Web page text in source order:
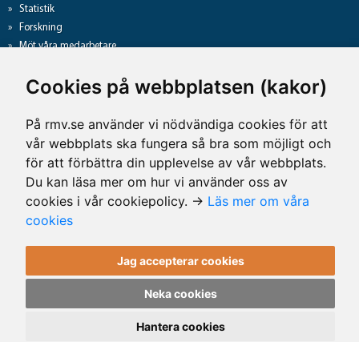
Cookies på webbplatsen (kakor)
På rmv.se använder vi nödvändiga cookies för att
vår webbplats ska fungera så bra som möjligt och
för att förbättra din upplevelse av vår webbplats.
Du kan läsa mer om hur vi använder oss av
cookies i vår cookiepolicy. → Läs mer om våra
cookies
Jag accepterar cookies
Neka cookies
Hantera cookies
Statistik
Forskning
Möt våra medarbetare
Hantering av personuppgifter
Lediga jobb
Tillgänglighet på rmv.se
Kontaktuppgifter
Telefon: 010-483 41 00